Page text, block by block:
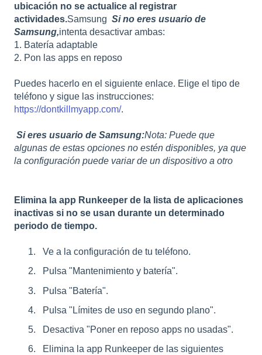
ubicación no se actualice al registrar
actividades.Samsung Si no eres usuario de
Samsung,intenta desactivar ambas:
1. Batería adaptable
2. Pon las apps en reposo
Puedes hacerlo en el siguiente enlace. Elige el tipo de
teléfono y sigue las instrucciones:
https://dontkillmyapp.com/.
Si eres usuario de Samsung:Nota: Puede que
algunas de estas opciones no estén disponibles, ya que
la configuración puede variar de un dispositivo a otro
Elimina la app Runkeeper de la lista de aplicaciones
inactivas si no se usan durante un determinado
periodo de tiempo.
Ve a la configuración de tu teléfono.
Pulsa "Mantenimiento y batería".
Pulsa "Batería".
Pulsa "Límites de uso en segundo plano".
Desactiva "Poner en reposo apps no usadas".
Elimina la app Runkeeper de las siguientes